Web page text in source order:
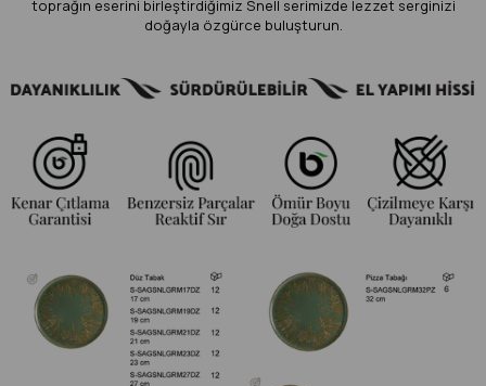
toprağın eserini birleştirdiğimiz Snell serimizde lezzet serginizi
doğayla özgürce buluşturun.